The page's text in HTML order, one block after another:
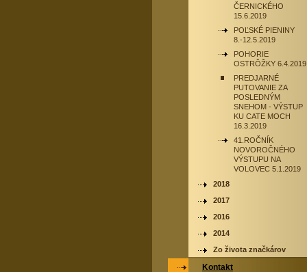
ČERNICKÉHO
15.6.2019
POĽSKÉ PIENINY
8.-12.5.2019
POHORIE
OSTRÔŽKY 6.4.2019
PREDJARNÉ
PUTOVANIE ZA
POSLEDNÝM
SNEHOM - VÝSTUP
KU CATE MOCH
16.3.2019
41.ROČNÍK
NOVOROČNÉHO
VÝSTUPU NA
VOLOVEC 5.1.2019
2018
2017
2016
2014
Zo života značkárov
Kontakt